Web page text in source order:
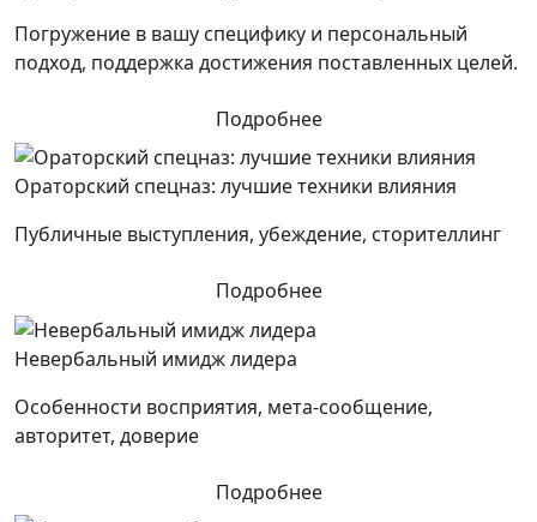
Погружение в вашу специфику и персональный
подход, поддержка достижения поставленных целей.
Подробнее
Ораторский спецназ: лучшие техники влияния
Публичные выступления, убеждение, сторителлинг
Подробнее
Невербальный имидж лидера
Особенности восприятия, мета-сообщение,
авторитет, доверие
Подробнее